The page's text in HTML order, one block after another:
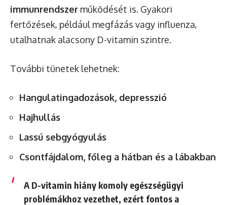
immunrendszer működését is. Gyakori
fertőzések, például megfázás vagy influenza,
utalhatnak alacsony D-vitamin szintre.
További tünetek lehetnek:
Hangulatingadozások, depresszió
Hajhullás
Lassú sebgyógyulás
Csontfájdalom, főleg a hátban és a lábakban
A D-vitamin hiány komoly egészségügyi
problémákhoz vezethet, ezért fontos a